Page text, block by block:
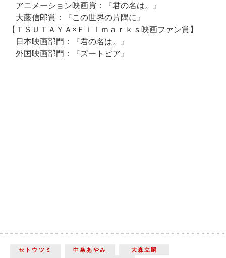
アニメーション映画賞：『君の名は。』
大藤信郎賞：『この世界の片隅に』
【ＴＳＵＴＡＹＡ×Ｆｉｌｍａｒｋｓ映画ファン賞】
日本映画部門：『君の名は。』
外国映画部門：『ズートピア』
セトウツミ 中条あやみ
大森立嗣